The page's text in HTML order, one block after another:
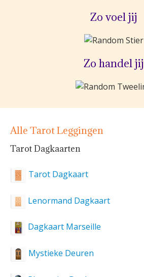
Zo voel jij
Zo handel jij
Alle Tarot Leggingen
Tarot Dagkaarten
Tarot Dagkaart
Lenormand Dagkaart
Dagkaart Marseille
Mystieke Deuren